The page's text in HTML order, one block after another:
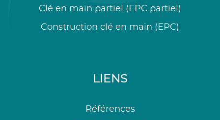
Clé en main partiel (EPC partiel)
Construction clé en main (EPC)
LIENS
Références